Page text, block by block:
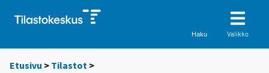
Haku Valikko
Etusivu > Tilastot >